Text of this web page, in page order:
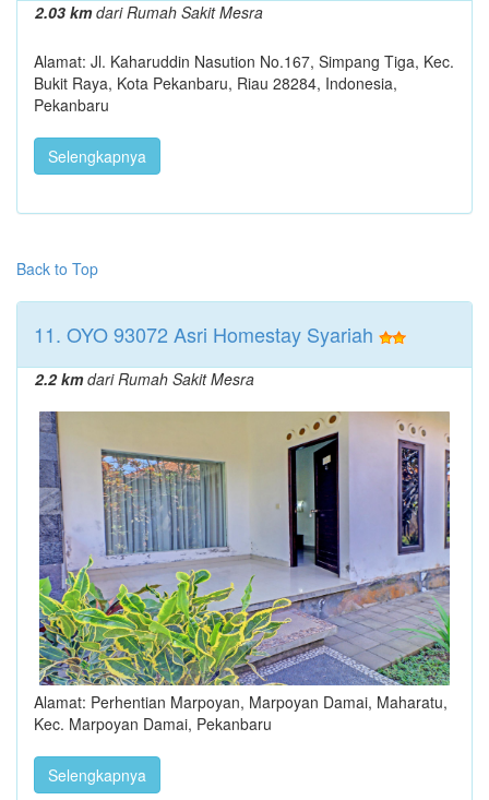
2.03 kmdari Rumah Sakit Mesra
Alamat: Jl. Kaharuddin Nasution No.167, Simpang Tiga, Kec.
Bukit Raya, Kota Pekanbaru, Riau 28284, Indonesia,
Pekanbaru
Selengkapnya
Back to Top
11. OYO 93072 Asri Homestay Syariah
2.2 kmdari Rumah Sakit Mesra
Alamat: Perhentian Marpoyan, Marpoyan Damai, Maharatu,
Kec. Marpoyan Damai, Pekanbaru
Selengkapnya